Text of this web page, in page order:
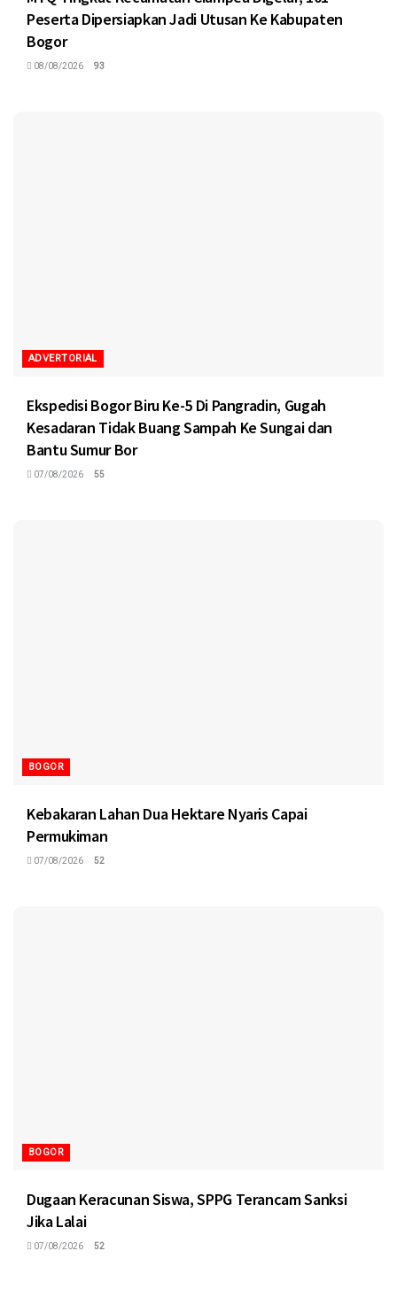
Peserta Dipersiapkan Jadi Utusan Ke Kabupaten
Bogor
08/08/2026 93
ADVERTORIAL
Ekspedisi Bogor Biru Ke-5 Di Pangradin, Gugah
Kesadaran Tidak Buang Sampah Ke Sungai dan
Bantu Sumur Bor
07/08/2026 55
BOGOR
Kebakaran Lahan Dua Hektare Nyaris Capai
Permukiman
07/08/2026 52
BOGOR
Dugaan Keracunan Siswa, SPPG Terancam Sanksi
Jika Lalai
07/08/2026 52